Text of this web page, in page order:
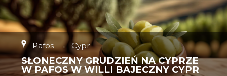
Pafos → Cypr
SŁONECZNY GRUDZIEŃ NA CYPRZE
W PAFOS W WILLI BAJECZNY CYPR